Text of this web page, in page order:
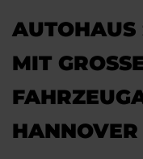
AUTOHAUS
MIT
ANNOVER